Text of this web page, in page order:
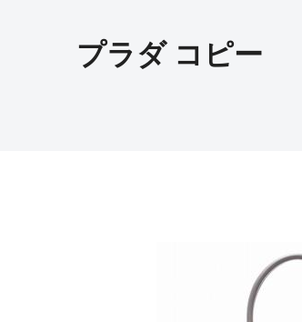
プラダ コピー